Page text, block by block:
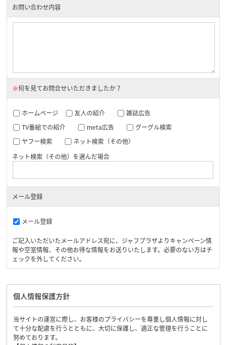
お問い合わせ内容
※何を見てお問合せいただきましたか？
ホームページ 友人の紹介
雑誌広告
TV番組での紹介
meta広告
グーグル検索
ヤフー検索
ネット検索（その他）
ネット検索（その他）を選んだ場合
メール登録
メール登録
ご記入いただいたメールアドレス宛に、ジャフプラザよりキャンペーン情
報や空室情報、その他お得な情報をお送りいたします。必要のない方はチ
ェックを外してください。
個人情報保護方針
当サイトの運営に際し、お客様のプライバシーを尊重し個人情報に対し
て十分な配慮を行うとともに、大切に保護し、適正な管理を行うことに
努めております。